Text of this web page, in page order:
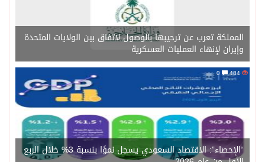
المملكة تعرب عن ترحيبها بالوصول لاتفاق بين الولايات المتحدة
وإيران لإنهاء العمليات العسكرية
484
“الإحصاء”: الاقتصاد السعودي يسجل نموًا بنسبة 3% خلال الربع